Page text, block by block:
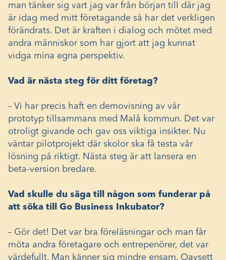
man tänker sig vart jag var från början till där jag
är idag med mitt företagande så har det verkligen
förändrats. Det är kraften i dialog och mötet med
andra människor som har gjort att jag kunnat
vidga mina egna perspektiv.
Vad är nästa steg för ditt företag?
– Vi har precis haft en demovisning av vår
prototyp tillsammans med Malå kommun. Det var
otroligt givande och gav oss viktiga insikter. Nu
väntar pilotprojekt där skolor ska få testa vår
lösning på riktigt. Nästa steg är att lansera en
beta-version bredare.
Vad skulle du säga till någon som funderar på
att söka till Go Business Inkubator?
– Gör det! Det var bra föreläsningar och man får
möta andra företagare och entrepenörer, det var
värdefullt. Man känner sig mindre ensam. Oavsett